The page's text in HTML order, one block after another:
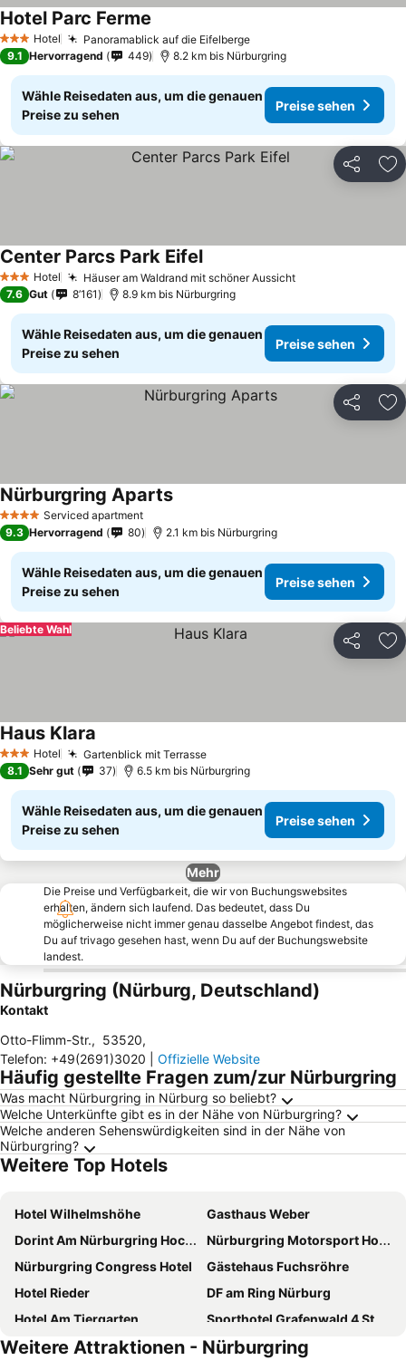
3 SterneHotel Panoramablick auf die Eifelberge
Hotel Parc Ferme
9.1 Hervorragend 449 8.2 km bis Nürburgring
Wähle Reisedaten aus, um die genauen
Preise zu sehen
Preise sehen
Teilen
3 SterneHotel Häuser am Waldrand mit schöner Aussicht
Center Parcs Park Eifel
7.6 Gut 8’161 8.9 km bis Nürburgring
Wähle Reisedaten aus, um die genauen
Preise zu sehen
Preise sehen
Teilen
4 Sterne Serviced apartment
Nürburgring Aparts
9.3 Hervorragend 80 2.1 km bis Nürburgring
Wähle Reisedaten aus, um die genauen
Preise zu sehen
Preise sehen
Teilen
Beliebte Wahl
3 SterneHotel Gartenblick mit Terrasse
Haus Klara
8.1 Sehr gut 37 6.5 km bis Nürburgring
Wähle Reisedaten aus, um die genauen
Preise zu sehen
Preise sehen
Mehr
Die Preise und Verfügbarkeit, die wir von Buchungswebsites
erhalten, ändern sich laufend. Das bedeutet, dass Du
möglicherweise nicht immer genau dasselbe Angebot findest, das
Du auf trivago gesehen hast, wenn Du auf der Buchungswebsite
landest.
Nürburgring (Nürburg, Deutschland)
Kontakt
Otto-Flimm-Str., 53520,
Telefon: +49(2691)3020 Offizielle Website
Häufig gestellte Fragen zum/zur Nürburgring
Was macht Nürburgring in Nürburg so beliebt?
Welche Unterkünfte gibt es in der Nähe von Nürburgring?
Welche anderen Sehenswürdigkeiten sind in der Nähe von
Nürburgring?
Weitere Top Hotels
Hotel Wilhelmshöhe
Gasthaus Weber
Dorint Am Nürburgring Hocheifel
Nürburgring Motorsport Hotel
Nürburgring Congress Hotel
Gästehaus Fuchsröhre
Hotel Rieder
DF am Ring Nürburg
Hotel Am Tiergarten
Sporthotel Grafenwald 4 Sterne Superior
Hotel am Brünnchen
Waldhotel Kurfürst
Weitere Attraktionen - Nürburgring